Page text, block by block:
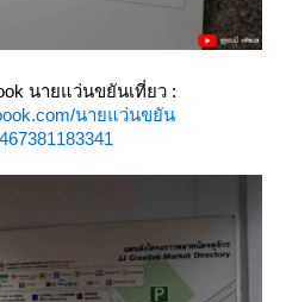
นายแว่นขยันเที่ยว :
นายแว่นขยัน